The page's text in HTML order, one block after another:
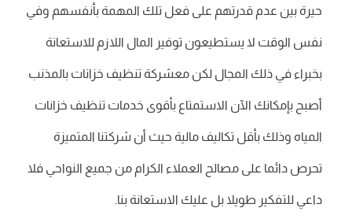
حيرة بين عدم قدرتهم على فعل تلك المهمة بأنفسهم وفي
نفس الوقت لا يستطيعون توفير المال اللازم للاستعانة
بخبراء في ذلك المجال لكن مع‎شركة تنظيف خزانات بالمذنب
أصبح بإمكانك الآن الاستمتاع بأقوى خدمات تنظيف خزانات
المياه وذلك بأقل تكاليف مالية حيث أن شركتنا المتميزة
تحرص دائما على مصالح العملاء الكرام من جميع النواحي فلا
داعي للتفكير طويلا بل عليك الاستعانة بنا.